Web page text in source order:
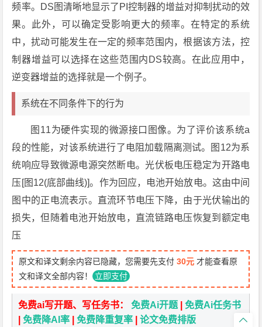
频率。DS图清晰地显示了PI控制器的增益对抑制扰动的效
果。此外，可以确定受影响更大的频率。在特定的系统
中，扰动可能发生在一定的频率范围内，根据该方法，控
制器增益可以选择在这些范围内DS较高。在此应用中，
逆变器增益的选择就是一个例子。
系统在不同条件下的行为
图11为硬件实现的微源接口图像。为了评价该系统a
段的性能，对该系统进行了电阻加载隔离测试。图12为系
统响应导致微源电源突然断电。光伏板电压稳定为开路电
压[图12(底部曲线)]。作为回应，电池开始放电。这由中间
图中的正电流表示。直流环节电压下降，由于光伏输出的
损失，但随着电池开始放电，直流链路电压恢复到额定电
压
原文和译文剩余内容已隐藏，您需要先支付30元 才能查看原
文和译文全部内容！ 立即支付
免费ai写开题、写任务书：免费Ai开题 |免费Ai任务书
|免费降AI率 |免费降重复率 |论文免费排版 